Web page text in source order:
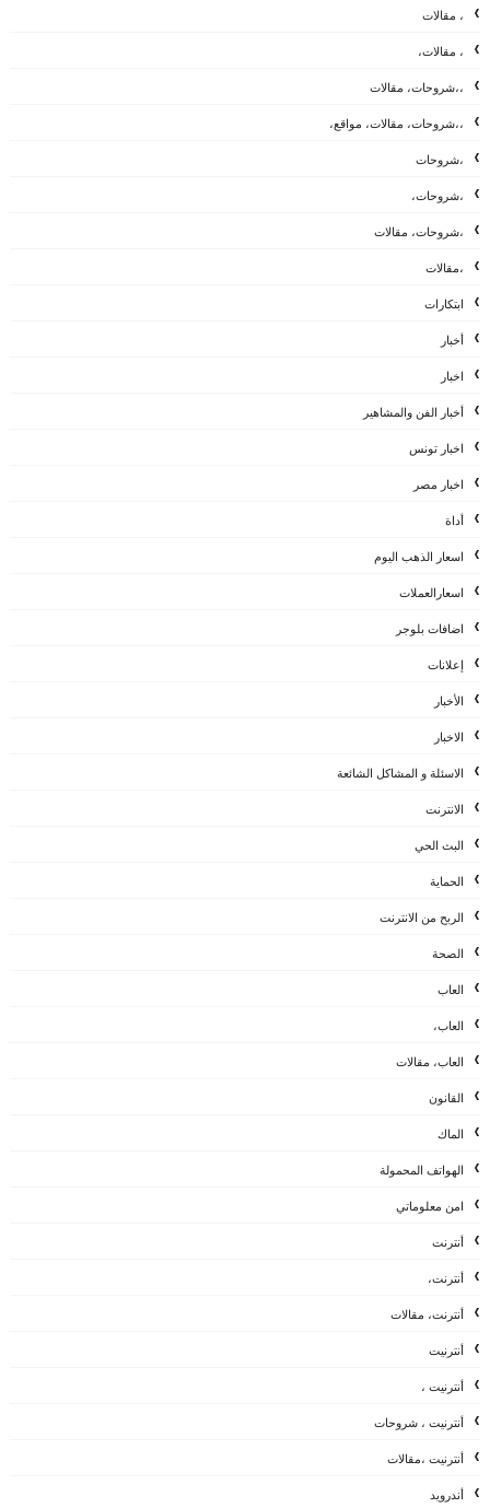
، مقالات
، مقالات،
،،شروحات، مقالات
،،شروحات، مقالات، مواقع،
،شروحات
،شروحات،
،شروحات، مقالات
،مقالات
ابتكارات
أخبار
اخبار
أخبار الفن والمشاهير
اخبار تونس
اخبار مصر
أداة
اسعار الذهب اليوم
اسعارالعملات
اضافات بلوجر
إعلانات
الأخبار
الاخبار
الاسئلة و المشاكل الشائعة
الانترنت
البث الحي
الحماية
الربح من الانترنت
الصحة
العاب
العاب،
العاب، مقالات
القانون
الماك
الهواتف المحمولة
امن معلوماتي
أنترنت
أنترنت،
أنترنت، مقالات
أنترنيت
أنترنيت ،
أنترنيت ، شروحات
أنترنيت ،مقالات
أندرويد